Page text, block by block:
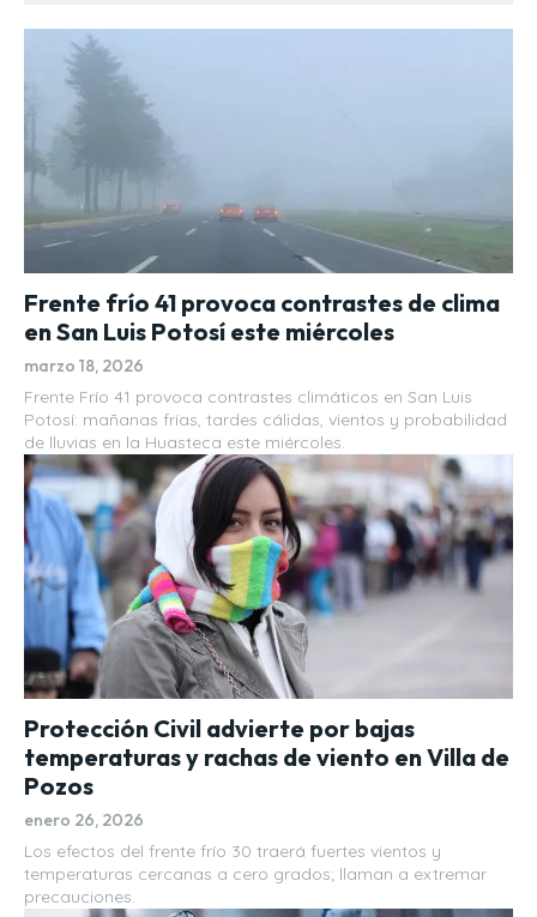
Frente frío 41 provoca contrastes de clima
en San Luis Potosí este miércoles
marzo 18, 2026
Frente Frío 41 provoca contrastes climáticos en San Luis
Potosí: mañanas frías, tardes cálidas, vientos y probabilidad
de lluvias en la Huasteca este miércoles.
Protección Civil advierte por bajas
temperaturas y rachas de viento en Villa de
Pozos
enero 26, 2026
Los efectos del frente frío 30 traerá fuertes vientos y
temperaturas cercanas a cero grados; llaman a extremar
precauciones.